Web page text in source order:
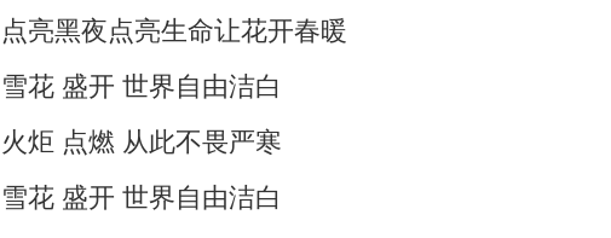
点亮黑夜点亮生命让花开春暖
雪花 盛开 世界自由洁白
火炬 点燃 从此不畏严寒
雪花 盛开 世界自由洁白